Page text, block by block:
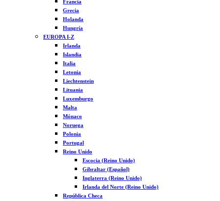
Francia
Grecia
Holanda
Hungría
EUROPA I-Z
Irlanda
Islandia
Italia
Letonia
Liechtenstein
Lituania
Luxemburgo
Malta
Mónaco
Noruega
Polonia
Portugal
Reino Unido
Escocia (Reino Unido)
Gibraltar (Español)
Inglaterra (Reino Unido)
Irlanda del Norte (Reino Unido)
República Checa